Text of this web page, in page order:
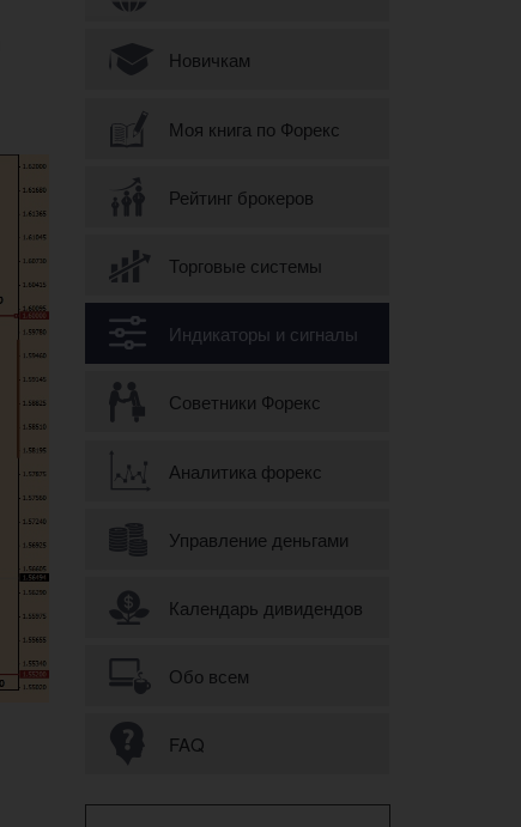
Новичкам
Моя книга по Форекс
Рейтинг брокеров
Торговые системы
Индикаторы и сигналы
Советники Форекс
Аналитика форекс
Управление деньгами
Календарь дивидендов
Обо всем
FAQ